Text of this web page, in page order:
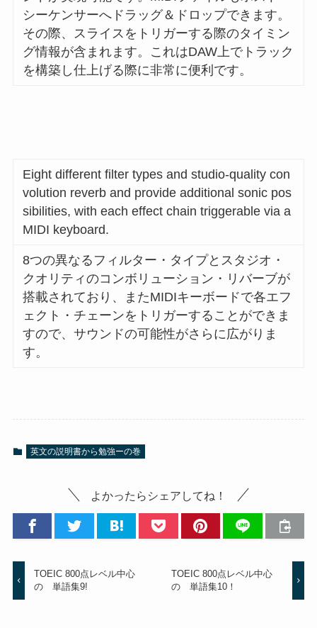
シーケンサーへドラッグ＆ドロップできます。
その際、スライスをトリガーする際のタイミン
グ情報が含まれます。これはDAW上でトラック
を構築し仕上げる際に非常に便利です。
Eight different filter types and studio-quality con
volution reverb and provide additional sonic pos
sibilities, with each effect chain triggerable via a
MIDI keyboard.
8つの異なるフィルター・タイプとスタジオ・
クオリティのコンボリューション・リバーブが
搭載されており、またMIDIキーボードで各エフ
ェクト・チェーンをトリガーすることができま
すので、サウンドの可能性がさらに広がりま
す。
英文の説明書から勉強ーの巻
よかったらシェアしてね！
TOEIC 800点レベル中心
の 単語集9!
TOEIC 800点レベル中心
の 単語集10！